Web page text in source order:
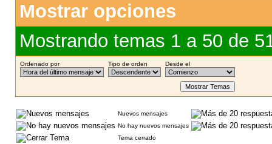
Mostrar opciones
Mostrando temas 1 a 50 de
Ordenado por Tipo de orden Desde el
Nuevos mensajes
No hay nuevos mensajes
Tema cerrado